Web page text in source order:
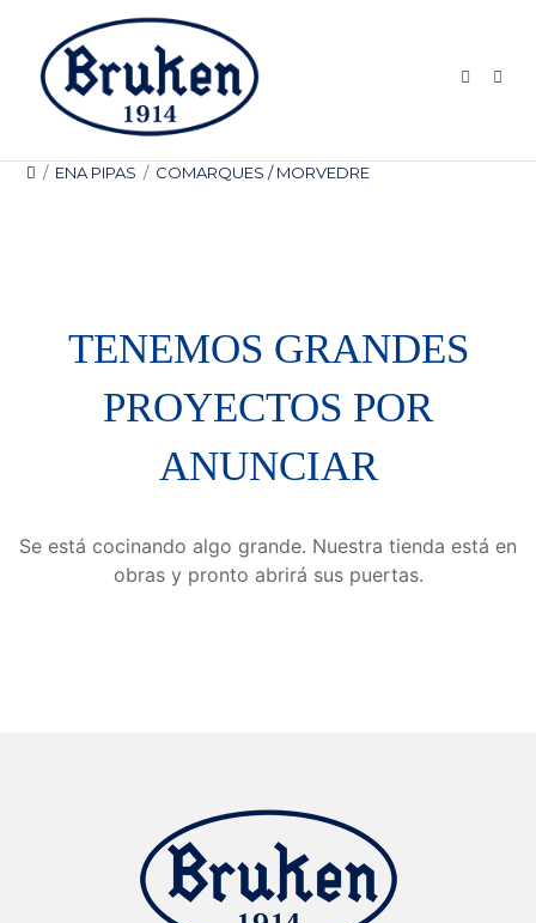
contenido
/ ENA PIPAS / COMARQUES / MORVEDRE
TENEMOS GRANDES
PROYECTOS POR
ANUNCIAR
Se está cocinando algo grande. Nuestra tienda está en
obras y pronto abrirá sus puertas.